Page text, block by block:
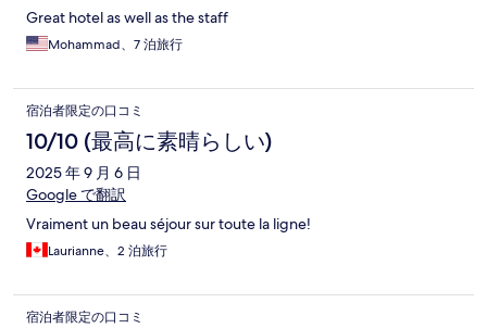
Great hotel as well as the staff
Mohammad、7 泊旅行
宿泊者限定の口コミ
10/10 (最高に素晴らしい)
2025 年 9 月 6 日
Google で翻訳
Vraiment un beau séjour sur toute la ligne!
Laurianne、2 泊旅行
宿泊者限定の口コミ